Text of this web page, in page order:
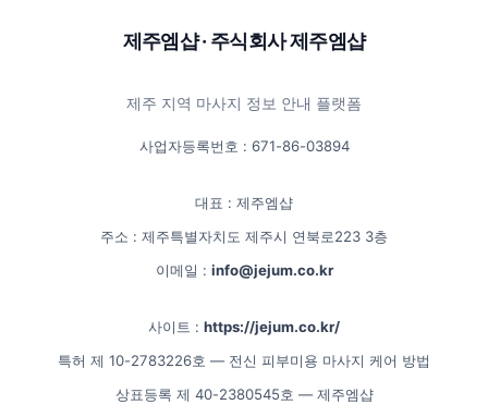
제주엠샵 · 주식회사 제주엠샵
제주 지역 마사지 정보 안내 플랫폼
사업자등록번호 : 671-86-03894
대표 : 제주엠샵
주소 : 제주특별자치도 제주시 연북로223 3층
이메일 : info@jejum.co.kr
사이트 : https://jejum.co.kr/
특허 제 10-2783226호 — 전신 피부미용 마사지 케어 방법
상표등록 제 40-2380545호 — 제주엠샵